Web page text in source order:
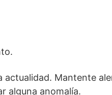
Mantente
alguna anomalía.